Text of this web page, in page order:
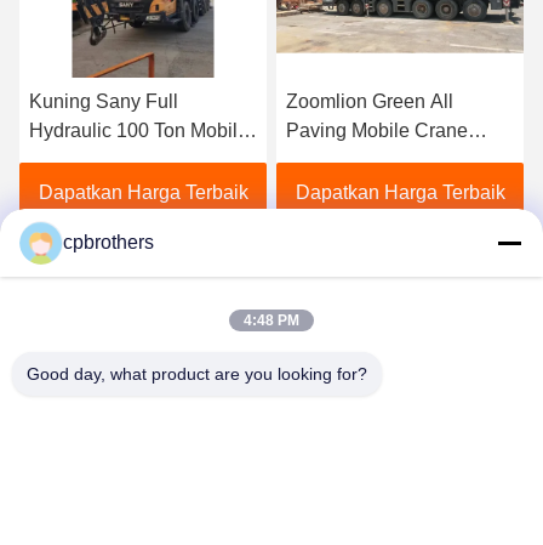
Zoomlion Green All
Paving Mobile Crane
Truck Dipasang Untuk
Kebutuhan Konstruksi
Dapatkan Harga Terbaik
Mobil 80 Ton Truk Crane
Sany Industri Berat Dalam
kondisi yang sangat baik
Dapatkan Harga Terbaik
cpbrothers
4:48 PM
Good day, what product are you looking for?